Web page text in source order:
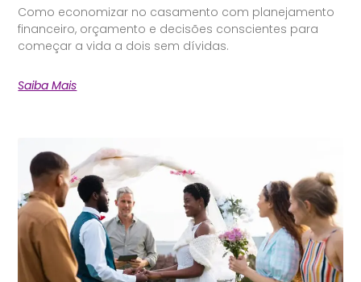
Como economizar no casamento com planejamento
financeiro, orçamento e decisões conscientes para
começar a vida a dois sem dívidas.
Saiba Mais